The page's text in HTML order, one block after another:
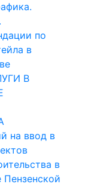
по
в
В
на ввод в
в
Пензенской